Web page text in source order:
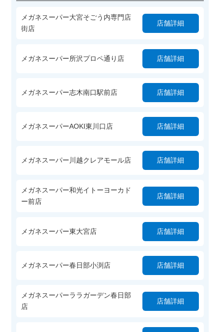
メガネスーパー大宮そごう内専門店
街店
店舗詳細
メガネスーパー所沢プロペ通り店 店舗詳細
メガネスーパー志木南口駅前店 店舗詳細
メガネスーパーAOKI東川口店 店舗詳細
メガネスーパー川越クレアモール店 店舗詳細
メガネスーパー和光イトーヨーカド
ー前店
店舗詳細
メガネスーパー東大宮店 店舗詳細
メガネスーパー春日部小渕店 店舗詳細
メガネスーパーララガーデン春日部
店
店舗詳細